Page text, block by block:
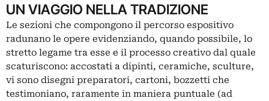
UN VIAGGIO NELLA TRADIZIONE
Le sezioni che compongono il percorso espositivo
radunano le opere evidenziando, quando possibile, lo
stretto legame tra esse e il processo creativo dal quale
scaturiscono: accostati a dipinti, ceramiche, sculture,
vi sono disegni preparatori, cartoni, bozzetti che
testimoniano, raramente in maniera puntuale (ad